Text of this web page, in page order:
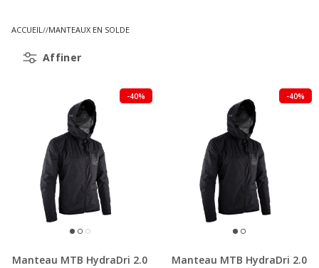
ACCUEIL MANTEAUX EN SOLDE
Affiner
-40%
Manteau MTB HydraDri 2.0
-40%
Manteau MTB HydraDri 2.0